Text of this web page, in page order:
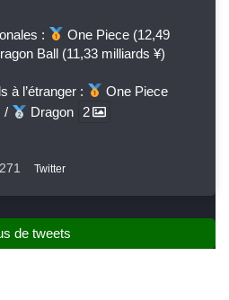
:
One Piece (12,49
Ball (11,33 milliards ¥)
à l’étranger :
One Piece
/
Dragon 2
271 Twitter
de tweets